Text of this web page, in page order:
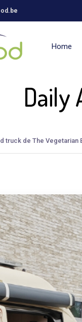
Home
Daily
truck de The Vegetarian